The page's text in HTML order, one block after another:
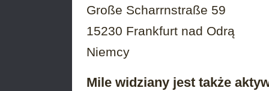
Große Scharrnstraße 59
15230 Frankfurt nad Odrą
Niemcy
Mile widziany jest także